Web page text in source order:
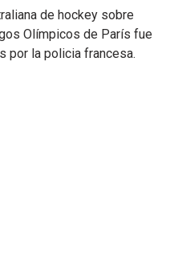
de hockey sobre
Olímpicos de París fue
por la policia francesa.